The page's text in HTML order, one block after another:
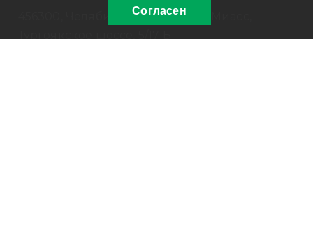
456300, Челябинская область, г. Миасс,
Согласен